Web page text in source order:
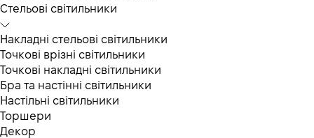
Cтельові світильники
Накладні стельові світильники
Точкові врізні світильники
Точкові накладні світильники
Бра та настінні світильники
Настільні світильники
Торшери
Декор